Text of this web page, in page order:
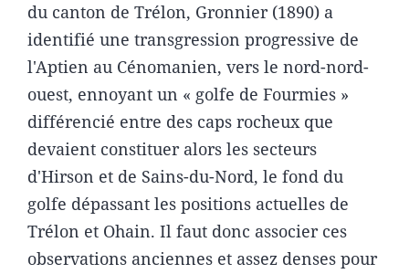
du canton de Trélon, Gronnier (1890) a
identifié une transgression progressive de
l'Aptien au Cénomanien, vers le nord-nord-
ouest, ennoyant un « golfe de Fourmies »
différencié entre des caps rocheux que
devaient constituer alors les secteurs
d'Hirson et de Sains-du-Nord, le fond du
golfe dépassant les positions actuelles de
Trélon et Ohain. Il faut donc associer ces
observations anciennes et assez denses pour